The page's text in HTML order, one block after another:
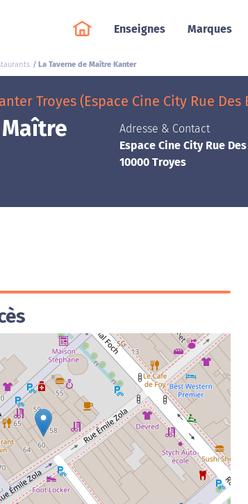
Enseignes Marques
La Taverne de Maître Kanter
Troyes (Espace Cine City Rue Des
Adresse & Contact
Espace Cine City Rue
10000 Troyes